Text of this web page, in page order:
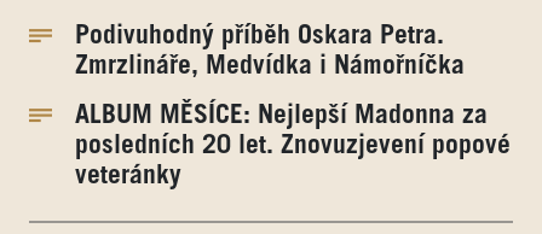
Podivuhodný příběh Oskara Petra.
Zmrzlináře, Medvídka i Námořníčka
ALBUM MĚSÍCE: Nejlepší Madonna za
posledních 20 let. Znovuzjevení popové
veteránky